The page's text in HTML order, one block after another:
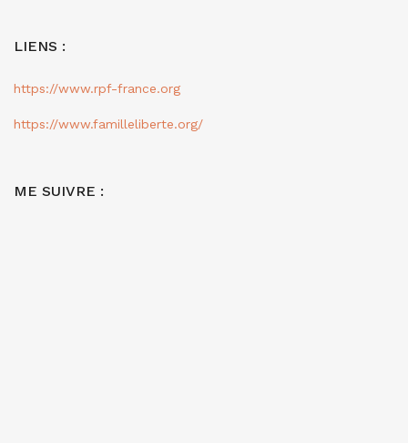
LIENS :
https://www.rpf-france.org
https://www.familleliberte.org/
ME SUIVRE :